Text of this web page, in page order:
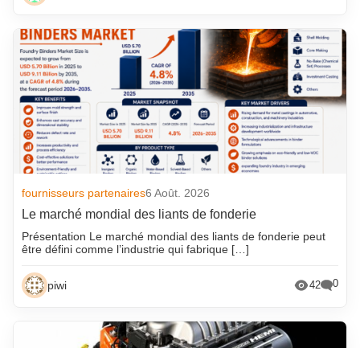
fournisseurs partenaires6 Août. 2026
Le marché mondial des liants de fonderie
Présentation Le marché mondial des liants de fonderie peut
être défini comme l’industrie qui fabrique […]
piwi 42 0